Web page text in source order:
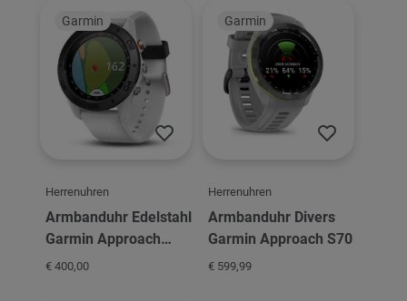
Garmin
Herrenuhren
Armbanduhr Edelstahl
Garmin Approach
Approach S60
€ 400,00
Garmin
Herrenuhren
Armbanduhr Divers
Garmin Approach S70
€ 599,99